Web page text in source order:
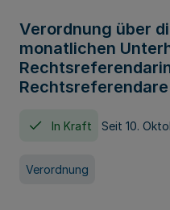
Verordnung über
monatlichen
Rechtsreferendare
In Kraft Seit 10.
Verordnung